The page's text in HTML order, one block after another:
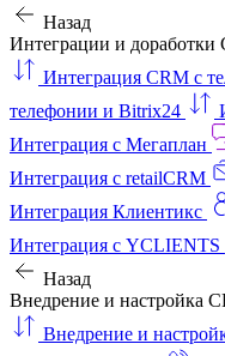
Назад
Интеграции и доработки
Интеграция CRM с
телефонии и Bitrix24
Интеграция с Мегаплан
Интеграция с retailCRM
Интеграция Клиентикс
Интеграция с YCLIENTS
Назад
Внедрение и настройка
Внедрение и